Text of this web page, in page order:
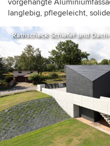
langlebig, pflegeleicht,
Rathscheck Schiefer und